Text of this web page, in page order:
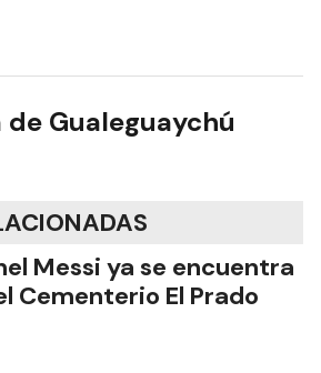
de Gualeguaychú
Messi ya se encuentra
Cementerio El Prado